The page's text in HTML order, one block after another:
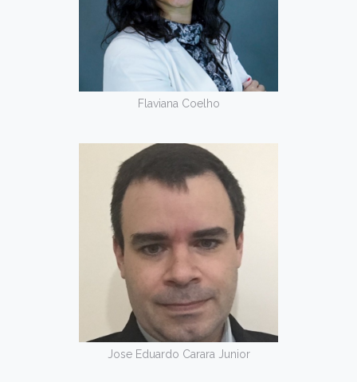
Flaviana Coelho
Jose Eduardo Carara Junior